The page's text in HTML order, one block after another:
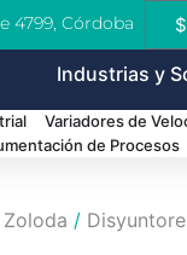
4799, Córdoba $
Industrias y
Variadores de
de Procesos
Zoloda /